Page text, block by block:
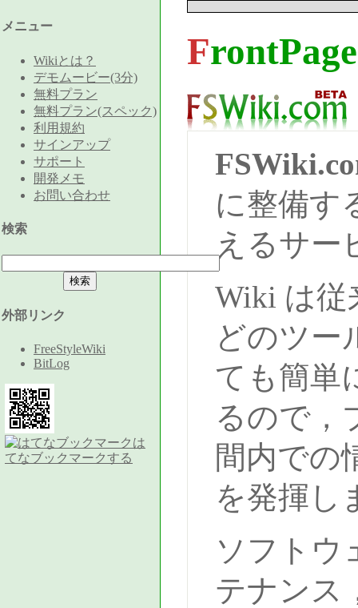
FrontPage
に整備す
えるサー
Wiki は従
どのツー
ても簡単
るので，
間内での
を発揮し
ソフトウ
テナンス
メニュー
Wikiとは？
デモムービー(3分)
無料プラン
無料プラン(スペック)
利用規約
サインアップ
サポート
開発メモ
お問い合わせ
検索
外部リンク
FreeStyleWiki
BitLog
は
てなブックマークする